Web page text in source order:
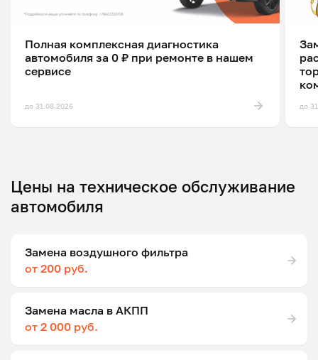
Полная комплексная диагностика
автомобиля за 0 ₽ при ремонте в нашем
сервисе
до 31.08.2026 до
Цены на техническое обслуживание
автомобиля
Замена воздушного фильтра
от 200 руб.
Замена масла в АКПП
от 2 000 руб.